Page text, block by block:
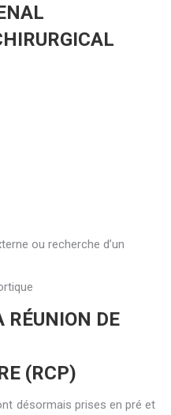
ou recherche d’un
RÉUNION DE
(RCP)
désormais prises en pré et